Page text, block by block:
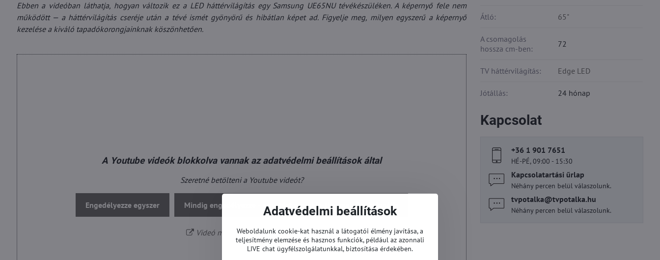
Ebben a videóban láthatja, hogyan változik ez a LED háttérvilágítás egy Samsung UE65NU tévékészüléken. A képernyő fele nem
működött — a háttérvilágítás cseréje után a tévé ismét gyönyörű és hibátlan képet ad. Figyelje meg, milyen egyszerű a képernyő
kezelése a kiváló tapadókorongjainknak köszönhetően.
A Youtube videók blokkolva vannak az adatvédelmi beállítások által
Szeretné betölteni a Youtube videót?
Engedélyezze egyszer Mindig engedélyezze - egyetért a cookie-típussal: Funkcionális
Videó megnyitása új ablakban
Átló: 65"
A csomagolás
hossza cm-ben:
72
TV háttérvilágítás: Edge LED
Jótállás: 24 hónap
Kapcsolat
+36 1 901 7651
HÉ-PÉ, 09:00 - 15:30
Kapcsolatartási űrlap
Néhány percen belül válaszolunk.
tvpotalka​@tvpotalka​.hu
Néhány percen belül válaszolunk.
Adatvédelmi beállítások
Weboldalunk cookie-kat használ a látogatói élmény javítása, a
teljesítmény elemzése és hasznos funkciók, például az azonnali
LIVE chat ügyfélszolgálatunkkal, biztosítása érdekében.